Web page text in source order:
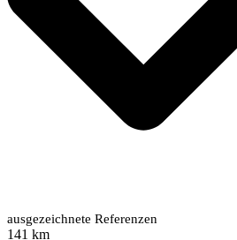
ausgezeichnete Referenzen
141 km